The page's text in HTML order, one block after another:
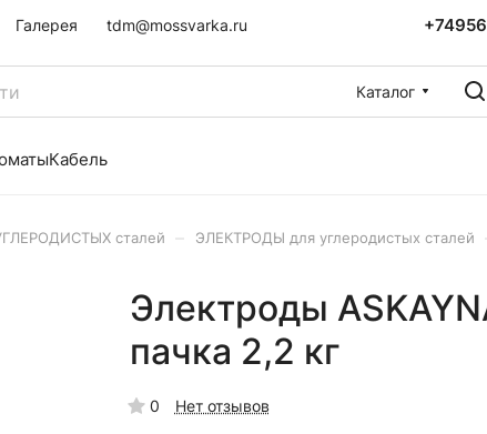
Галерея tdm@mossvarka.ru
Каталог
Кабель
сталей ЭЛЕКТРОДЫ для углеродистых сталей
Электроды
пачка 2,2 кг
0 Нет отзывов